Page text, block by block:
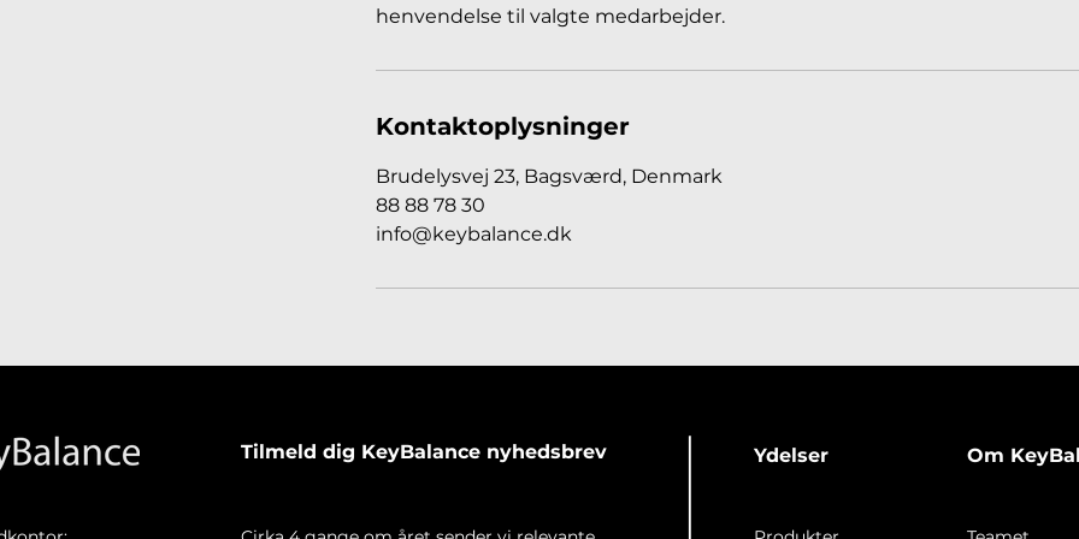
henvendelse til valgte medarbejder.
Kontaktoplysninger
Brudelysvej 23, Bagsværd, Denmark
88 88 78 30
info@keybalance.dk
Tilmeld dig KeyBalance nyhedsbrev Ydelser Om